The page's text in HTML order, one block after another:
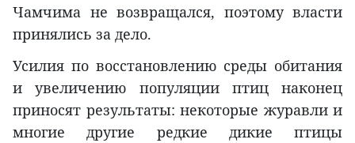
Чамчима не возвращался, поэтому власти
принялись за дело.
Усилия по восстановлению среды обитания
и увеличению популяции птиц наконец
приносят результаты: некоторые журавли и
многие другие редкие дикие птицы